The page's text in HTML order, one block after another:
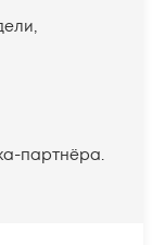
партнёра.